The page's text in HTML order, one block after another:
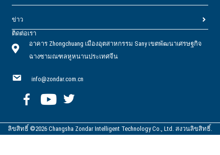
ข่าว
ติดต่อเรา
อาคาร Zhongchuang เมืองอุตสาหกรรม Sany เขตพัฒนาเศรษฐกิจ
ฉางซามณฑลหูหนานประเทศจีน
info@zondar.com.cn
ลิขสิทธิ์ ©2026 Changsha Zondar Intelligent Technology Co., Ltd. สงวนลิขสิทธิ์.